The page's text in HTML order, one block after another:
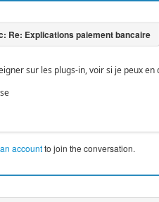
sur les plugs-in, voir si je peux
accountto join the conversation.